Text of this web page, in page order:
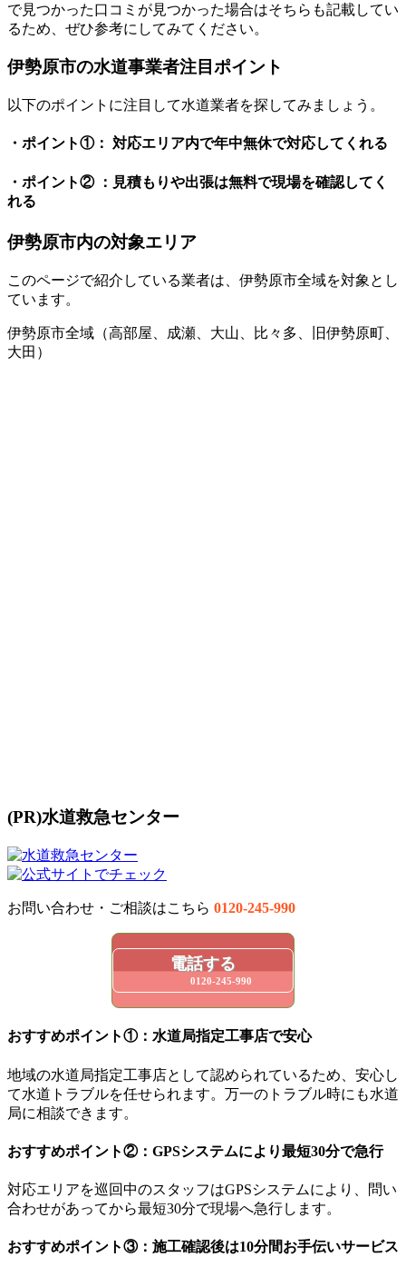
で見つかった口コミが見つかった場合はそちらも記載してい
るため、ぜひ参考にしてみてください。
伊勢原市の水道事業者注目ポイント
以下のポイントに注目して水道業者を探してみましょう。
・ポイント①： 対応エリア内で年中無休で対応してくれる
・ポイント② ：見積もりや出張は無料で現場を確認してく
れる
伊勢原市内の対象エリア
このページで紹介している業者は、伊勢原市全域を対象とし
ています。
伊勢原市全域（高部屋、成瀬、大山、比々多、旧伊勢原町、
大田）
水道救急センター
お問い合わせ・ご相談はこちら 0120-245-990
電話する
0120-245-990
おすすめポイント①：水道局指定工事店で安心
地域の水道局指定工事店として認められているため、安心し
て水道トラブルを任せられます。万一のトラブル時にも水道
局に相談できます。
おすすめポイント②：GPSシステムにより最短30分で急行
対応エリアを巡回中のスタッフはGPSシステムにより、問い
合わせがあってから最短30分で現場へ急行します。
おすすめポイント③：施工確認後は10分間お手伝いサービス